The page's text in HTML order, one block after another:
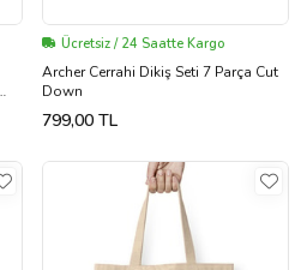
Ücretsiz / 24 Saatte Kargo
Archer Cerrahi Dikiş Seti 7 Parça Cut
Down
799,00 TL